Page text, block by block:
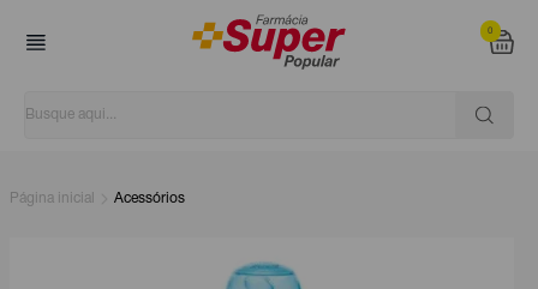
0
Página inicial Acessórios